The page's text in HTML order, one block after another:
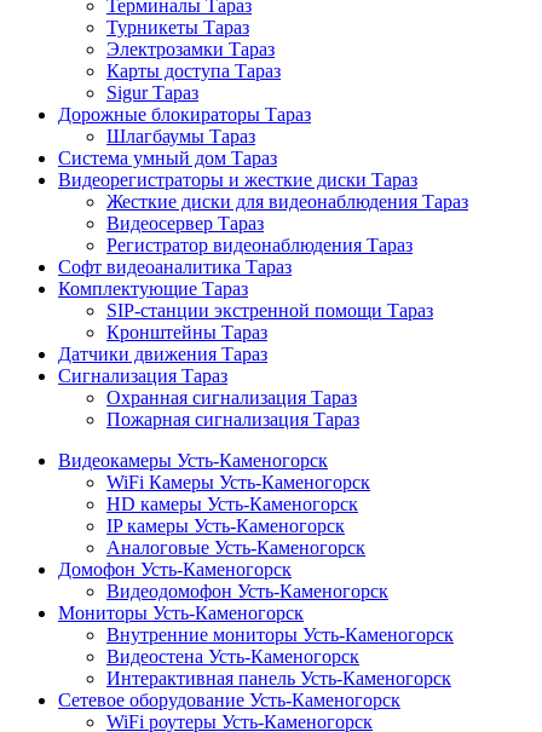
Терминалы Тараз
Турникеты Тараз
Электрозамки Тараз
Карты доступа Тараз
Sigur Тараз
Дорожные блокираторы Тараз
Шлагбаумы Тараз
Система умный дом Тараз
Видеорегистраторы и жесткие диски Тараз
Жесткие диски для видеонаблюдения Тараз
Видеосервер Тараз
Регистратор видеонаблюдения Тараз
Софт видеоаналитика Тараз
Комплектующие Тараз
SIP-станции экстренной помощи Тараз
Кронштейны Тараз
Датчики движения Тараз
Сигнализация Тараз
Охранная сигнализация Тараз
Пожарная сигнализация Тараз
Видеокамеры Усть-Каменогорск
WiFi Камеры Усть-Каменогорск
HD камеры Усть-Каменогорск
IP камеры Усть-Каменогорск
Аналоговые Усть-Каменогорск
Домофон Усть-Каменогорск
Видеодомофон Усть-Каменогорск
Мониторы Усть-Каменогорск
Внутренние мониторы Усть-Каменогорск
Видеостена Усть-Каменогорск
Интерактивная панель Усть-Каменогорск
Сетевое оборудование Усть-Каменогорск
WiFi роутеры Усть-Каменогорск